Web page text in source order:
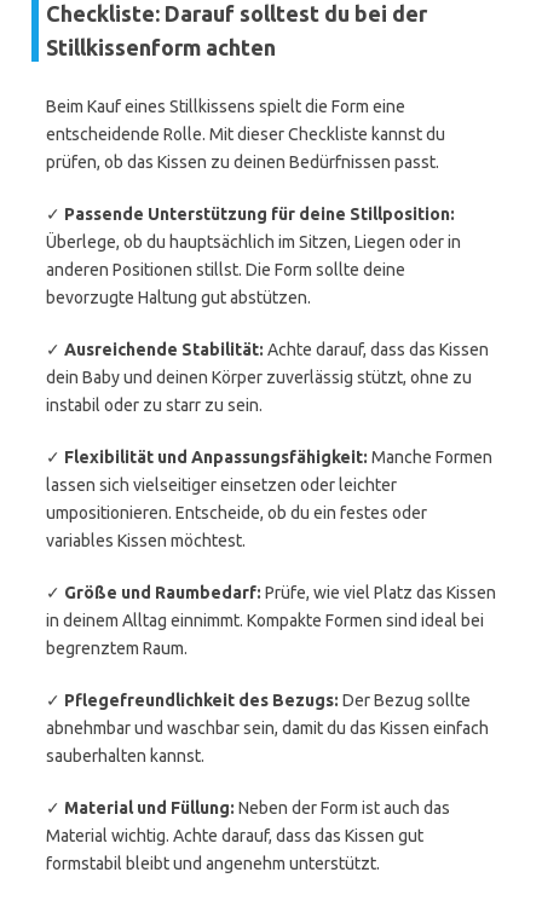
Checkliste: Darauf solltest du bei der
Stillkissenform achten
Beim Kauf eines Stillkissens spielt die Form eine
entscheidende Rolle. Mit dieser Checkliste kannst du
prüfen, ob das Kissen zu deinen Bedürfnissen passt.
✓ Passende Unterstützung für deine Stillposition:
Überlege, ob du hauptsächlich im Sitzen, Liegen oder in
anderen Positionen stillst. Die Form sollte deine
bevorzugte Haltung gut abstützen.
✓ Ausreichende Stabilität: Achte darauf, dass das Kissen
dein Baby und deinen Körper zuverlässig stützt, ohne zu
instabil oder zu starr zu sein.
✓ Flexibilität und Anpassungsfähigkeit: Manche Formen
lassen sich vielseitiger einsetzen oder leichter
umpositionieren. Entscheide, ob du ein festes oder
variables Kissen möchtest.
✓ Größe und Raumbedarf: Prüfe, wie viel Platz das Kissen
in deinem Alltag einnimmt. Kompakte Formen sind ideal bei
begrenztem Raum.
✓ Pflegefreundlichkeit des Bezugs: Der Bezug sollte
abnehmbar und waschbar sein, damit du das Kissen einfach
sauberhalten kannst.
✓ Material und Füllung: Neben der Form ist auch das
Material wichtig. Achte darauf, dass das Kissen gut
formstabil bleibt und angenehm unterstützt.